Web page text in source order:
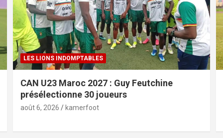
LES LIONS INDOMPTABLES
CAN U23 Maroc 2027 : Guy Feutchine
présélectionne 30 joueurs
août 6, 2026 kamerfoot